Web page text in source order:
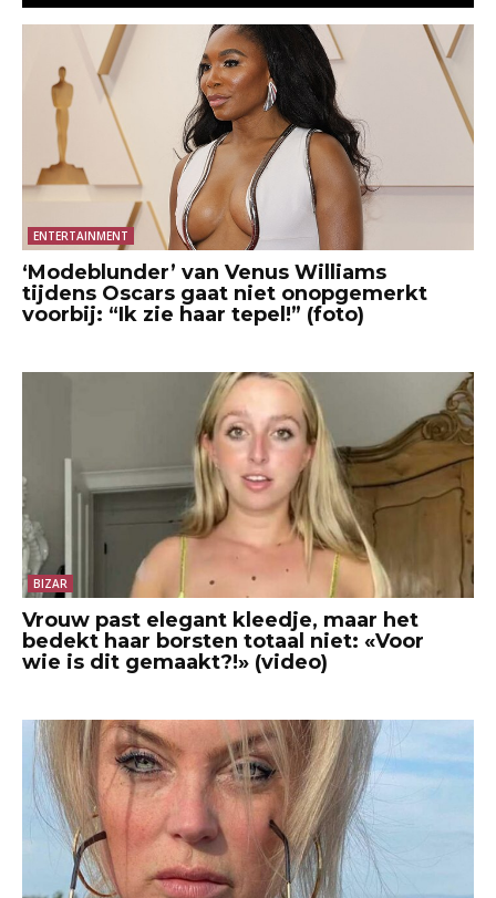
ENTERTAINMENT
‘Modeblunder’ van Venus Williams
tijdens Oscars gaat niet onopgemerkt
voorbij: “Ik zie haar tepel!” (foto)
BIZAR
Vrouw past elegant kleedje, maar het
bedekt haar borsten totaal niet: «Voor
wie is dit gemaakt?!» (video)